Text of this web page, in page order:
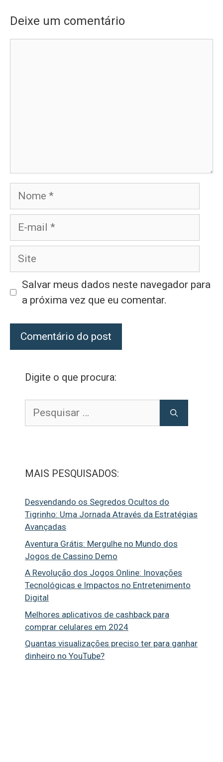
Deixe um comentário
Nome
Site
Salvar meus dados neste navegador para
a próxima vez que eu comentar.
Digite o que procura:
por:
MAIS PESQUISADOS:
Desvendando os Segredos Ocultos do
Tigrinho: Uma Jornada Através da Estratégias
Avançadas
Aventura Grátis: Mergulhe no Mundo dos
Jogos de Cassino Demo
A Revolução dos Jogos Online: Inovações
Tecnológicas e Impactos no Entretenimento
Digital
Melhores aplicativos de cashback para
comprar celulares em 2024
Quantas visualizações preciso ter para ganhar
dinheiro no YouTube?